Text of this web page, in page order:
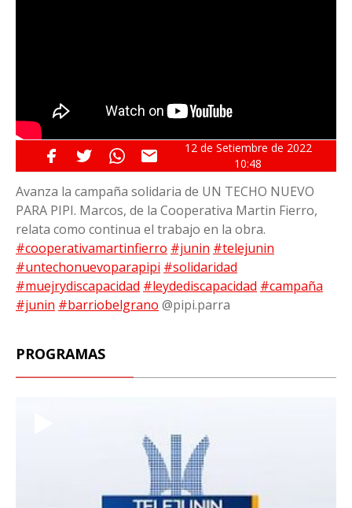
12 de Setiembre de 2022
10:48
Avanza la campaña solidaria de UN TECHO NUEVO
PARA PIPI. Marcos, de la Cooperativa Martin Fierro,
relata como continua el trabajo en la obra.
#cooperativamartinfierro #junin #telejunin
#untechonuevoparapipi #solidaridad
#muejrydiscapacidad #leydediscapacidad #campaña
#junin #barriobelgrano @pipi.parra
PROGRAMAS